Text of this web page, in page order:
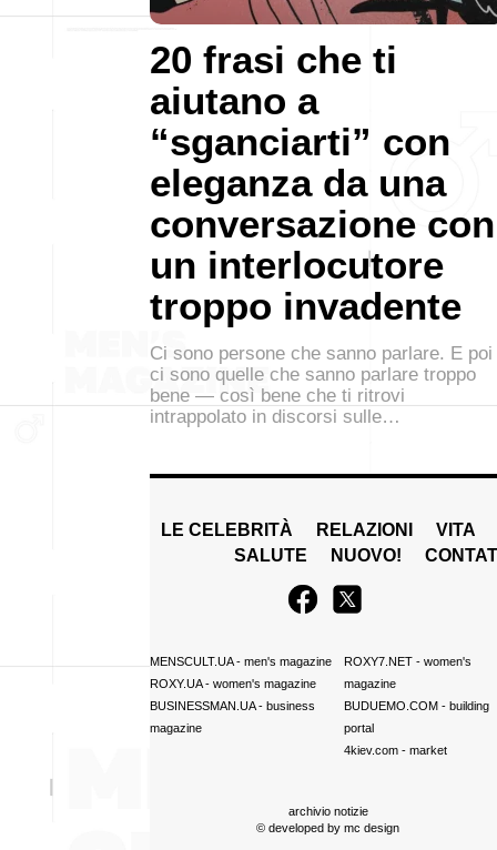
20 frasi che ti
aiutano a
“sganciarti” con
eleganza da una
conversazione con
un interlocutore
troppo invadente
Ci sono persone che sanno parlare. E poi
ci sono quelle che sanno parlare troppo
bene — così bene che ti ritrovi
intrappolato in discorsi sulle…
LE CELEBRITÀ RELAZIONI
VITA
SALUTE
NUOVO!
MENSCULT.UA- men's magazine
ROXY.UA- women's magazine
BUSINESSMAN.UA- business
magazine
ROXY7.NET- women's
magazine
BUDUEMO.COM- building
portal
4kiev.com- market
archivio notizie
© developed by mc design